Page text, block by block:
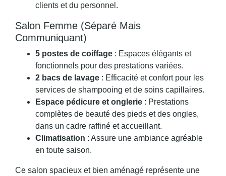
clients et du personnel.
Salon Femme (séparé Mais
Communiquant)
5 postes de coiffage : Espaces élégants et
fonctionnels pour des prestations variées.
2 bacs de lavage : Efficacité et confort pour les
services de shampooing et de soins capillaires.
Espace pédicure et onglerie : Prestations
complètes de beauté des pieds et des ongles,
dans un cadre raffiné et accueillant.
Climatisation : Assure une ambiance agréable
en toute saison.
Ce salon spacieux et bien aménagé représente une